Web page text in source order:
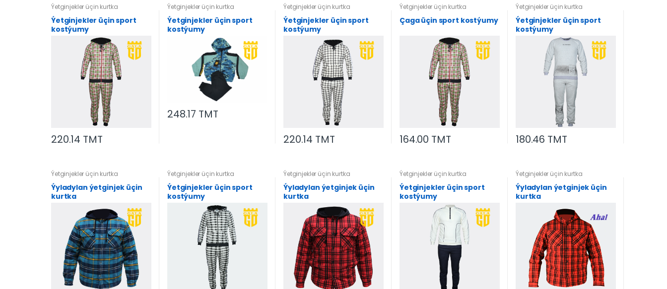
Ýetginjekler üçin kurtka
Ýetginjekler üçin sport
kostýumy
220.14 TMT
Ýetginjekler üçin kurtka
Ýetginjekler üçin sport
kostýumy
248.17 TMT
Ýetginjekler üçin kurtka
Ýetginjekler üçin sport
kostýumy
220.14 TMT
Ýetginjekler üçin kurtka
Çaga üçin sport kostýumy
164.00 TMT
Ýetginjekler üçin kurtka
Ýetginjekler üçin sport
kostýumy
180.46 TMT
Ýetginjekler üçin kurtka
Ýyladylan ýetginjek üçin
kurtka
Ýetginjekler üçin kurtka
Ýetginjekler üçin sport
kostýumy
Ýetginjekler üçin kurtka
Ýyladylan ýetginjek üçin
kurtka
Ýetginjekler üçin kurtka
Ýetginjekler üçin sport
kostýumy
Ýetginjekler üçin kurtka
Ýyladylan ýetginjek üçin
kurtka